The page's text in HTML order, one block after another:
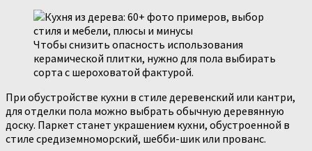
Чтобы снизить опасность использования
керамической плитки, нужно для пола выбирать
сорта с шероховатой фактурой.
При обустройстве кухни в стиле деревенский или кантри,
для отделки пола можно выбрать обычную деревянную
доску. Паркет станет украшением кухни, обустроенной в
стиле средиземноморский, шебби-шик или прованс.